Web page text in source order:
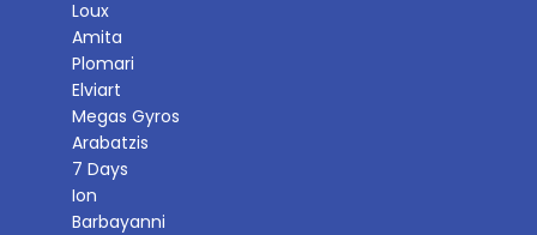
Loux
Amita
Plomari
Elviart
Megas Gyros
Arabatzis
7 Days
Ion
Barbayanni